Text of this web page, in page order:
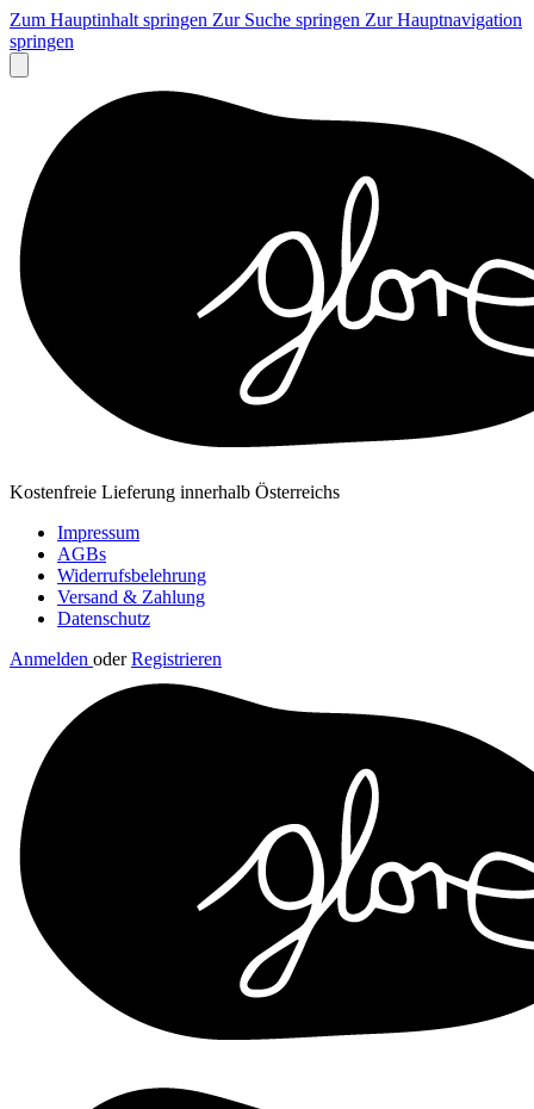
Zum Hauptinhalt springen Zur Suche springen Zur Hauptnavigation
springen
Kostenfreie Lieferung innerhalb Österreichs
Impressum
AGBs
Widerrufsbelehrung
Versand & Zahlung
Datenschutz
Anmelden oder Registrieren